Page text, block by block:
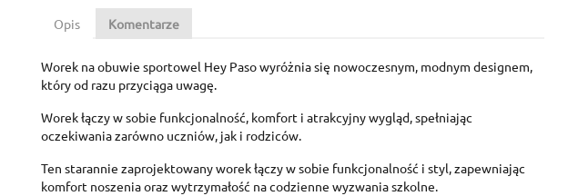
Opis Komentarze
Worek na obuwie sportowel Hey Pasowyróżnia się nowoczesnym, modnym designem,
który od razu przyciąga uwagę.
Worek łączy w sobie funkcjonalność, komfort i atrakcyjny wygląd, spełniając
oczekiwania zarówno uczniów, jak i rodziców.
Ten starannie zaprojektowany worek łączy w sobie funkcjonalność i styl, zapewniając
komfort noszenia oraz wytrzymałość na codzienne wyzwania szkolne.